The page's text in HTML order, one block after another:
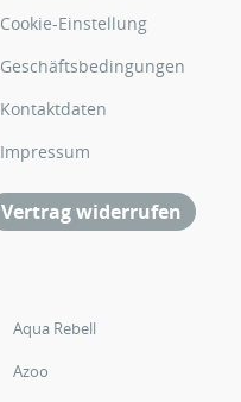
Cookie-Einstellung
Geschäftsbedingungen
Kontaktdaten
Impressum
Vertrag widerrufen
Aqua Rebell
Azoo